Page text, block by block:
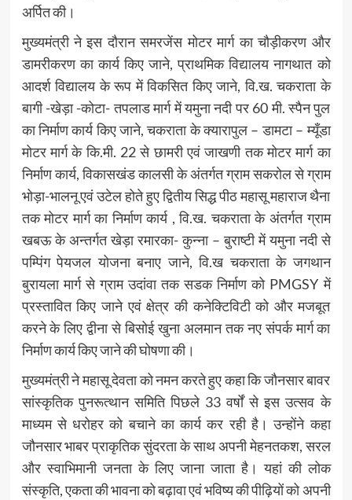
अर्पित की।
मुख्यमंत्री ने इस दौरान समरजेंस मोटर मार्ग का चौड़ीकरण और
डामरीकरण का कार्य किए जाने, प्राथमिक विद्यालय नागथात को
आदर्श विद्यालय के रूप में विकसित किए जाने, वि.ख. चकराता के
बागी -खेड़ा -कोटा- तपलाड मार्ग में यमुना नदी पर 60 मी. स्पैन पुल
का निर्माण कार्य किए जाने, चकराता के क्यारापुल – डामटा – म्यूँडा
मोटर मार्ग के कि.मी. 22 से छामरी एवं जाखणी तक मोटर मार्ग का
निर्माण कार्य, विकासखंड कालसी के अंतर्गत ग्राम सकरोल से ग्राम
भोड़ा-भालनू एवं उटेल होते हुए द्वितीय सिद्ध पीठ महासू महाराज थैना
तक मोटर मार्ग का निर्माण कार्य , वि.ख. चकराता के अंतर्गत ग्राम
खबऊ के अन्तर्गत खेड़ा रमारका- कुन्ना – बुराष्टी में यमुना नदी से
पम्पिंग पेयजल योजना बनाए जाने, वि.ख चकराता के जगथान
बुरायला मार्ग से ग्राम उदांवा तक सडक निर्माण को PMGSY में
प्रस्तावित किए जाने एवं क्षेत्र की कनेक्टिविटी को और मजबूत
करने के लिए द्वीना से बिसोई खुना अलमान तक नए संपर्क मार्ग का
निर्माण कार्य किए जाने की घोषणा की।
मुख्यमंत्री ने महासू देवता को नमन करते हुए कहा कि जौनसार बावर
सांस्कृतिक पुनरूत्थान समिति पिछले 33 वर्षों से इस उत्सव के
माध्यम से धरोहर को बचाने का कार्य कर रही है। उन्होंने कहा
जौनसार भाबर प्राकृतिक सुंदरता के साथ अपनी मेहनतकश, सरल
और स्वाभिमानी जनता के लिए जाना जाता है। यहां की लोक
संस्कृति, एकता की भावना को बढ़ावा एवं भविष्य की पीढ़ियों को अपनी